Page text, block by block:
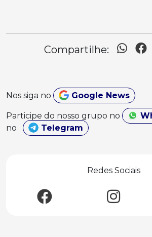
Compartilhe:
Nos siga no Google News
Participe do nosso grupo no
no
Telegram
Redes Sociais